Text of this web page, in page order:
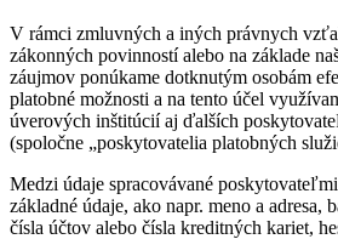
V rámci zmluvných a iných právnych
zákonných povinností alebo na základe
záujmov ponúkame dotknutým osobám
platobné možnosti a na tento účel
úverových inštitúcií aj ďalších
(spoločne „poskytovatelia platobných
Medzi údaje spracovávané
základné údaje, ako napr. meno a adresa,
čísla účtov alebo čísla kreditných kariet,